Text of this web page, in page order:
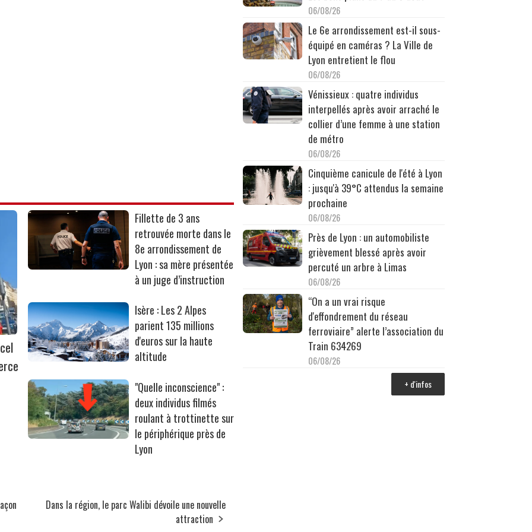
Fillette de 3 ans
retrouvée morte dans le
8e arrondissement de
Lyon : sa mère présentée
à un juge d’instruction
Isère : Les 2 Alpes
parient 135 millions
d'euros sur la haute
altitude
"Quelle inconscience" :
deux individus filmés
roulant à trottinette sur
le périphérique près de
Lyon
Dans la région, le parc Walibi dévoile une nouvelle
attraction
06/08/26
Le 6e arrondissement est-il sous-
équipé en caméras ? La Ville de
Lyon entretient le flou
06/08/26
Vénissieux : quatre individus
interpellés après avoir arraché le
collier d’une femme à une station
de métro
06/08/26
Cinquième canicule de l'été à Lyon
: jusqu'à 39°C attendus la semaine
prochaine
06/08/26
Près de Lyon : un automobiliste
grièvement blessé après avoir
percuté un arbre à Limas
06/08/26
“On a un vrai risque
d'effondrement du réseau
ferroviaire” alerte l’association du
Train 634269
06/08/26
+ d'infos